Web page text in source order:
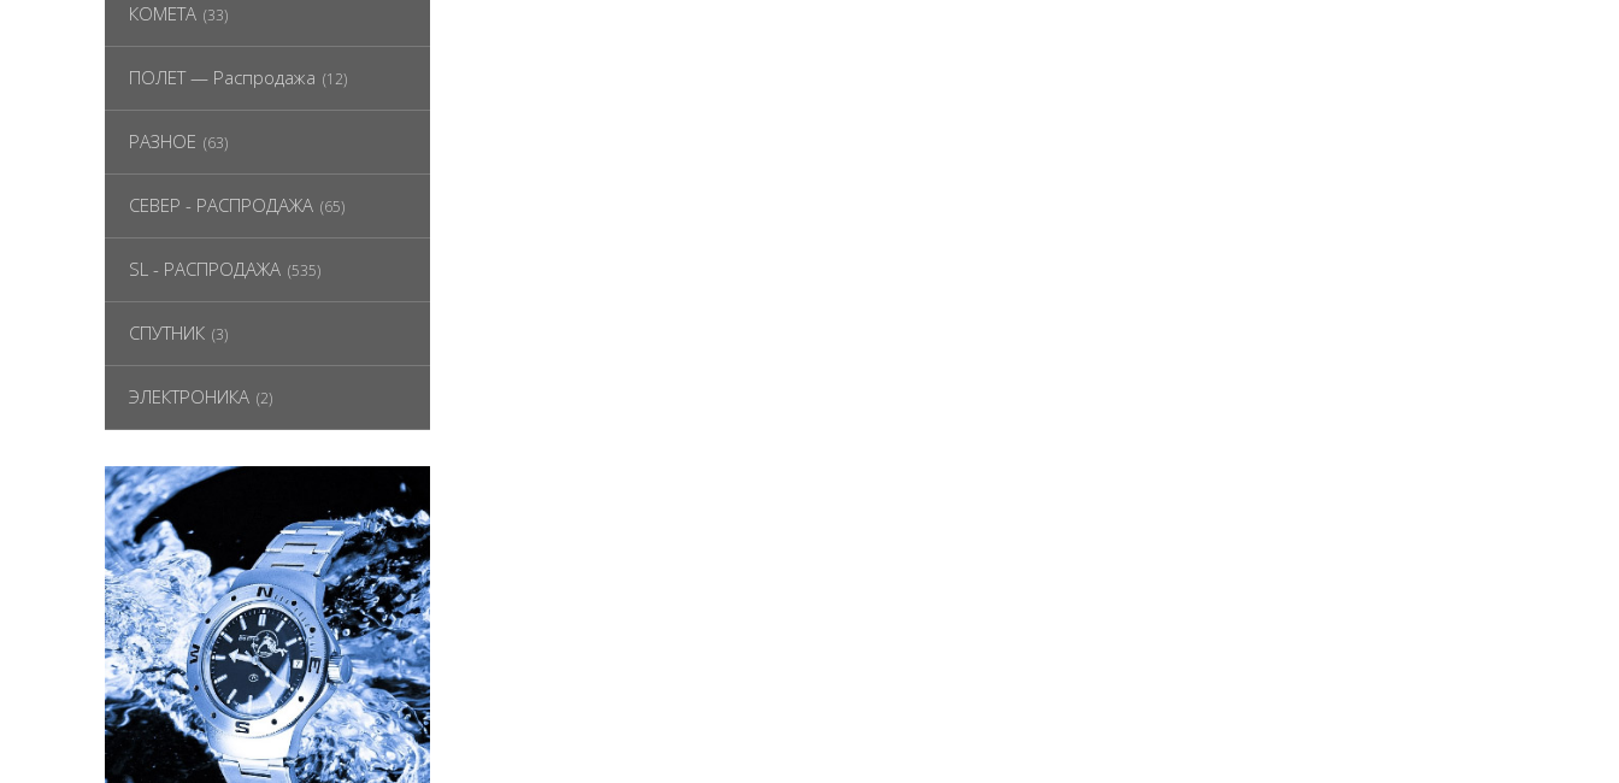
КОМЕТА (33)
ПОЛЕТ — Распродажа (12)
РАЗНОЕ (63)
СЕВЕР - РАСПРОДАЖА (65)
SL - РАСПРОДАЖА (535)
СПУТНИК (3)
ЭЛЕКТРОНИКА (2)